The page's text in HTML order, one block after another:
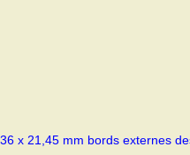
x 21,45 mm bords externes